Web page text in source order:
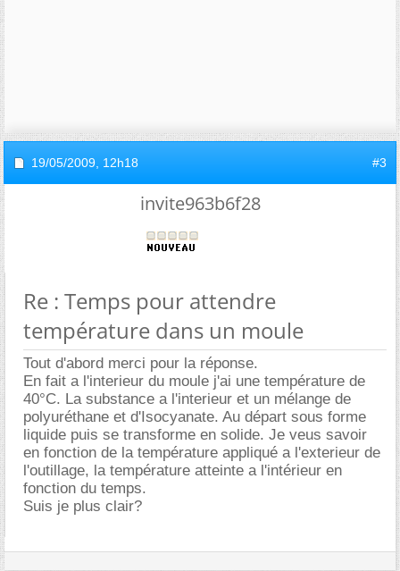
19/05/2009, 12h18 #3
invite963b6f28
Re : Temps pour attendre
température dans un moule
Tout d'abord merci pour la réponse.
En fait a l'interieur du moule j'ai une température de
40°C. La substance a l'interieur et un mélange de
polyuréthane et d'Isocyanate. Au départ sous forme
liquide puis se transforme en solide. Je veus savoir
en fonction de la température appliqué a l'exterieur de
l'outillage, la température atteinte a l'intérieur en
fonction du temps.
Suis je plus clair?